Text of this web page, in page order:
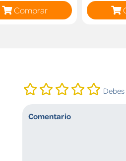
Comprar